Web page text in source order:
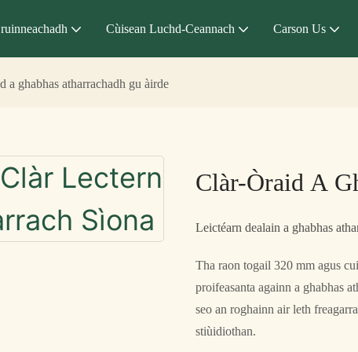
Cùisean Luchd-Ceannach Carson Us
a ghabhas atharrachadh gu àirde
Clàr-Òraid A
Leictéarn dealain a ghabhas
Tha raon togail 320 mm agus
proifeasanta againn a ghabhas
seo an roghainn air leth
stiùidiothan.